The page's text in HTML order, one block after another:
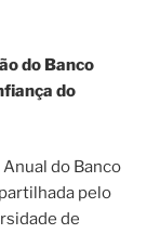
do Banco
do
do Banco
pelo
de